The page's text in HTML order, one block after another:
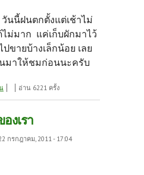
วันนี้ฝนตกตั้งแต่เช้าไม่
ม่มาก แค่เก็บผักมาไว้
ขายบ้างเล็กน้อย เลย
มาให้ชมก่อนนะครับ
ที่ผ่านมาอ่าน 6221 ครั้ง
งเรา
กรกฎาคม, 2011 - 17:04